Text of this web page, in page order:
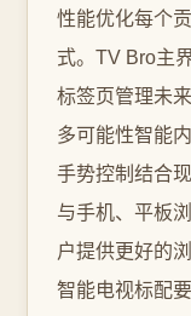
性能优化每个
式。TV Bro主
标签页管理未
多可能性智能
手势控制结合
与手机、平板
户提供更好的
智能电视标配